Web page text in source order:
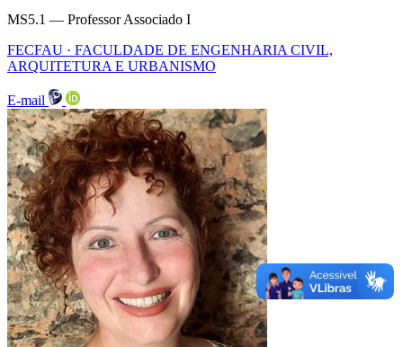
MS5.1 — Professor Associado I
FECFAU · FACULDADE DE ENGENHARIA CIVIL,
ARQUITETURA E URBANISMO
E-mail